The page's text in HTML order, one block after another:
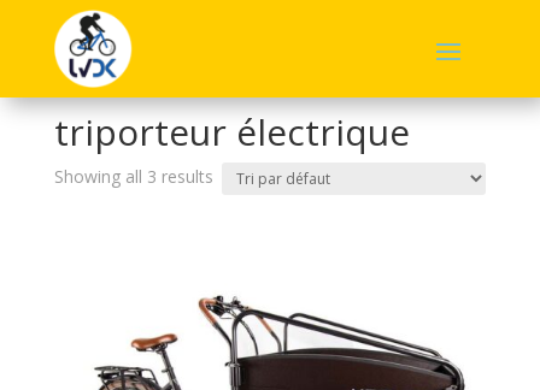
Accueil/ Produits identifiés “triporteur électrique”
triporteur électrique
Showing all 3 results